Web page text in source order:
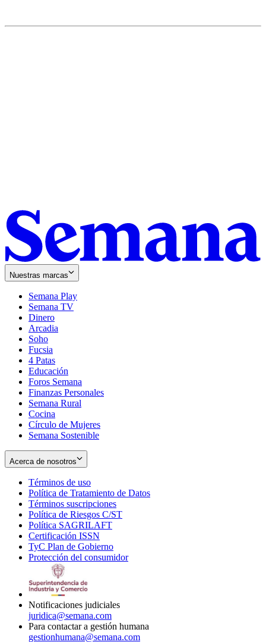
Nuestras marcas
Semana Play
Semana TV
Dinero
Arcadia
Soho
in
new
window
Fucsia
in
new
window
4 Patas
Educación
Foros Semana
Finanzas Personales
Semana Rural
Cocina
Círculo de Mujeres
Semana Sostenible
Acerca de nosotros
Términos de uso
in
new
window
Política de Tratamiento de Datos
Términos suscripciones
in
Política de Riesgos C/ST
Política SAGRILAFT
new
window
Certificación ISSN
in
new
TyC Plan de Gobierno
in
Protección del consumidorOpens
Notificaciones judiciales
juridica@semana.com
Para contactar a gestión humana
gestionhumana@semana.com